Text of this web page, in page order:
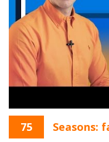
75 Seasons: